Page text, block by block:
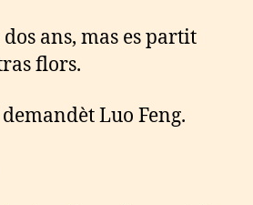
ans, mas es partit
flors.
Luo Feng.